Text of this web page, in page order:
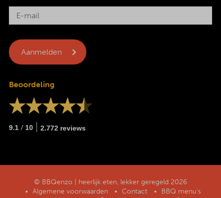
Beoordeling
9.1 / 10 2.772 reviews
© BBQenzo | heerlijk eten, lekker geregeld 2026
Algemene voorwaarden
Contact
BBQ menu’s